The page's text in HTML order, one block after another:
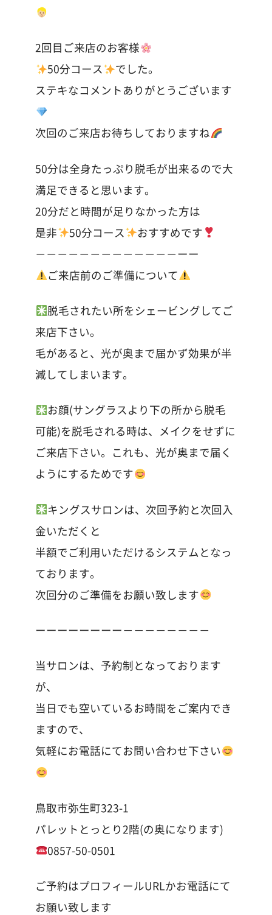
2回目ご来店のお客様
50分コース
でした。
ステキなコメントありがとうございます
次回のご来店お待ちしておりますね
50分は全身たっぷり脱毛が出来るので大
満足できると思います。
20分だと時間が足りなかった方は
是非
50分コース
おすすめです
－－－－－－－－－－－－－ーー
ご来店前のご準備について
脱毛されたい所をシェービングしてご
来店下さい。
毛があると、光が奥まで届かず効果が半
減してしまいます。
お顔(サングラスより下の所から脱毛
可能)を脱毛される時は、メイクをせずに
ご来店下さい。これも、光が奥まで届く
ようにするためです
キングスサロンは、次回予約と次回入
金いただくと
半額でご利用いただけるシステムとなっ
ております。
次回分のご準備をお願い致します
ーーーーーーーー－－－－－－－－
当サロンは、予約制となっております
が、
当日でも空いているお時間をご案内でき
ますので、
気軽にお電話にてお問い合わせ下さい
鳥取市弥生町323-1
パレットとっとり2階(の奥になります)
0857-50-0501
ご予約はプロフィールURLかお電話にて
お願い致します